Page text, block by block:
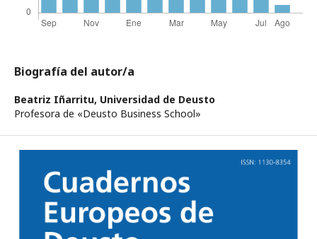
Biografía del autor/a
Beatriz Iñarritu, Universidad de Deusto
Profesora de «Deusto Business School»